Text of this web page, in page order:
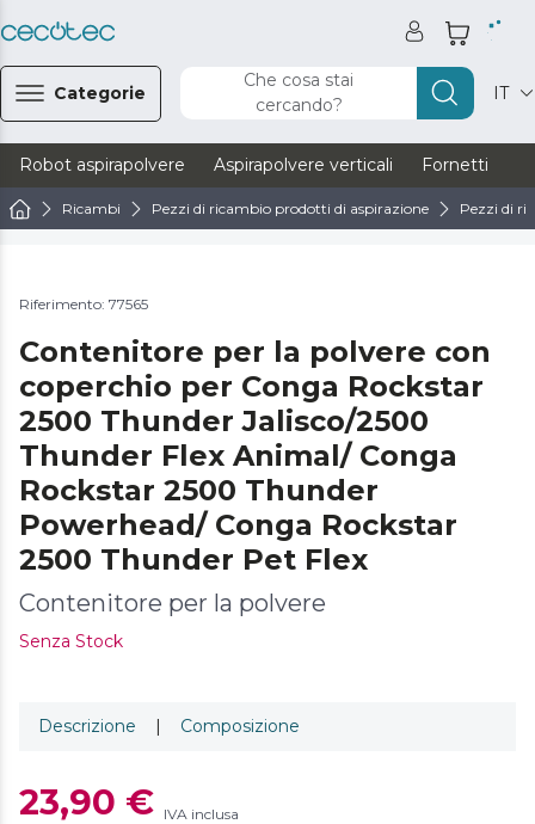
Categorie
Che cosa stai
cercando?
IT
Robot aspirapolvere Aspirapolvere verticali Fornetti
Ricambi Pezzi di ricambio prodotti di aspirazione Pezzi di
Riferimento: 77565
Contenitore per la polvere con
coperchio per Conga Rockstar
2500 Thunder Jalisco/2500
Thunder Flex Animal/ Conga
Rockstar 2500 Thunder
Powerhead/ Conga Rockstar
2500 Thunder Pet Flex
Contenitore per la polvere
Senza Stock
Descrizione | Composizione
23,90 € IVA inclusa